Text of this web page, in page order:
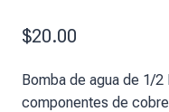
$20.00
Bomba de agua de 1/
componentes de